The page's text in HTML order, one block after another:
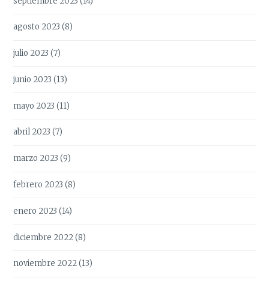
agosto 2023 (8)
julio 2023 (7)
junio 2023 (13)
mayo 2023 (11)
abril 2023 (7)
marzo 2023 (9)
febrero 2023 (8)
enero 2023 (14)
diciembre 2022(8)
noviembre 2022(13)